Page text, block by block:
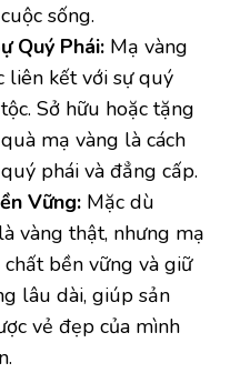
sống.
Quý Phái: Mạ vàng
liên kết với sự quý
Sở hữu hoặc tặng
mạ vàng là cách
phái và đẳng cấp.
Vững: Mặc dù
vàng thật, nhưng mạ
bền vững và giữ
lâu dài, giúp sản
vẻ đẹp của mình